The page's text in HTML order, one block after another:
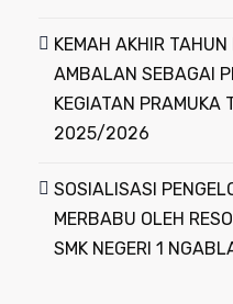
KEMAH AKHIR
AMBALAN SEBAGAI
KEGIATAN PRAMUKA
2025/2026
SOSIALISASI
MERBABU OLEH
SMK NEGERI 1